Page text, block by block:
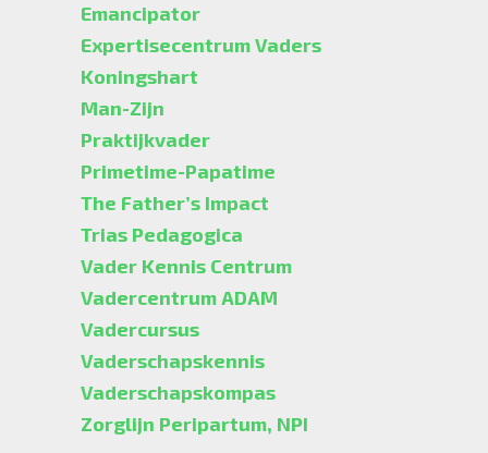
Emancipator
Expertisecentrum Vaders
Koningshart
Man-Zijn
Praktijkvader
Primetime-Papatime
The Father’s Impact
Trias Pedagogica
Vader Kennis Centrum
Vadercentrum ADAM
Vadercursus
Vaderschapskennis
Vaderschapskompas
Zorglijn Peripartum, NPI